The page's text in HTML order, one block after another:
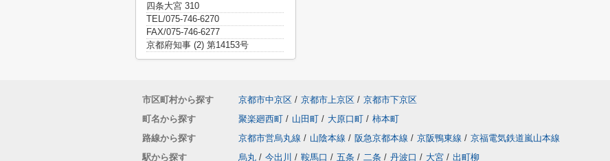
四条大宮 310
TEL/075-746-6270
FAX/075-746-6277
京都府知事 (2) 第14153号
市区町村から探す 京都市中京区 / 京都市上京区 / 京都市下京区
町名から探す
聚楽廻西町 / 山田町 / 大原口町 / 柿本町
路線から探す
京都市営烏丸線 / 山陰本線 / 阪急京都本線 / 京阪鴨東線 / 京福電気鉄道嵐山本線
駅から探す
烏丸 / 今出川 / 鞍馬口 / 五条 / 二条 / 丹波口 / 大宮 / 出町柳